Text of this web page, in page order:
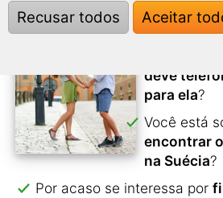
alguém na
quer
deve
para ela?
Você está
encontrar
na Suécia?
Por acaso se interessa por
Recusar todos Aceitar